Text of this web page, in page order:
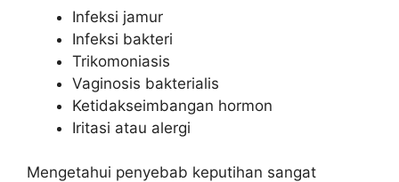
Infeksi jamur
Infeksi bakteri
Trikomoniasis
Vaginosis bakterialis
Ketidakseimbangan hormon
Iritasi atau alergi
Mengetahui penyebab keputihan sangat